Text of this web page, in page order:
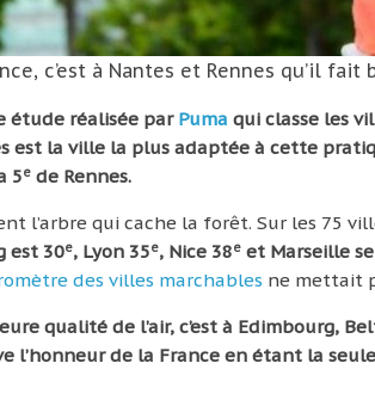
c’est à Nantes et Rennes qu’il fait
étude réalisée par Puma qui classe les
est la ville la plus adaptée à cette
5e de Rennes.
l’arbre qui cache la forêt. Sur les 75
est 30e, Lyon 35e, Nice 38e et Marseille
des villes marchables ne mettait
qualité de l’air, c’est à Edimbourg,
l’honneur de la France en étant la